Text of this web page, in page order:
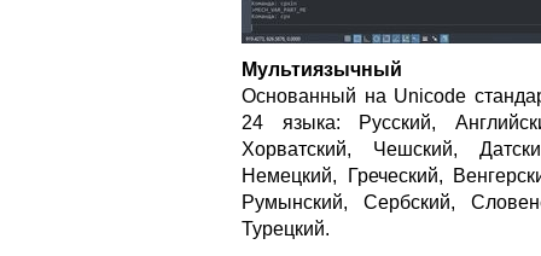
Мультиязычный
Основанный на Unicode
24 языка: Русский,
Хорватский, Чешский,
Немецкий, Греческий,
Румынский, Сербский,
Турецкий.